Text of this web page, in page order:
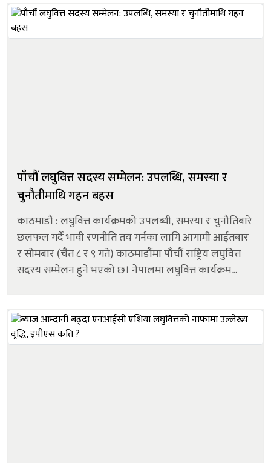
पाँचौं लघुवित्त सदस्य सम्मेलन: उपलब्धि, समस्या र
चुनौतीमाथि गहन बहस
काठमाडौं : लघुवित्त कार्यक्रमको उपलब्धी, समस्या र चुनौतिबारे
छलफल गर्दै भावी रणनीति तय गर्नका लागि आगामी आईतबार
र सोमबार (चैत ८ र ९ गते) काठमाडौंमा पाँचौं राष्ट्रिय लघुवित्त
सदस्य सम्मेलन हुने भएको छ। नेपालमा लघुवित्त कार्यक्रम